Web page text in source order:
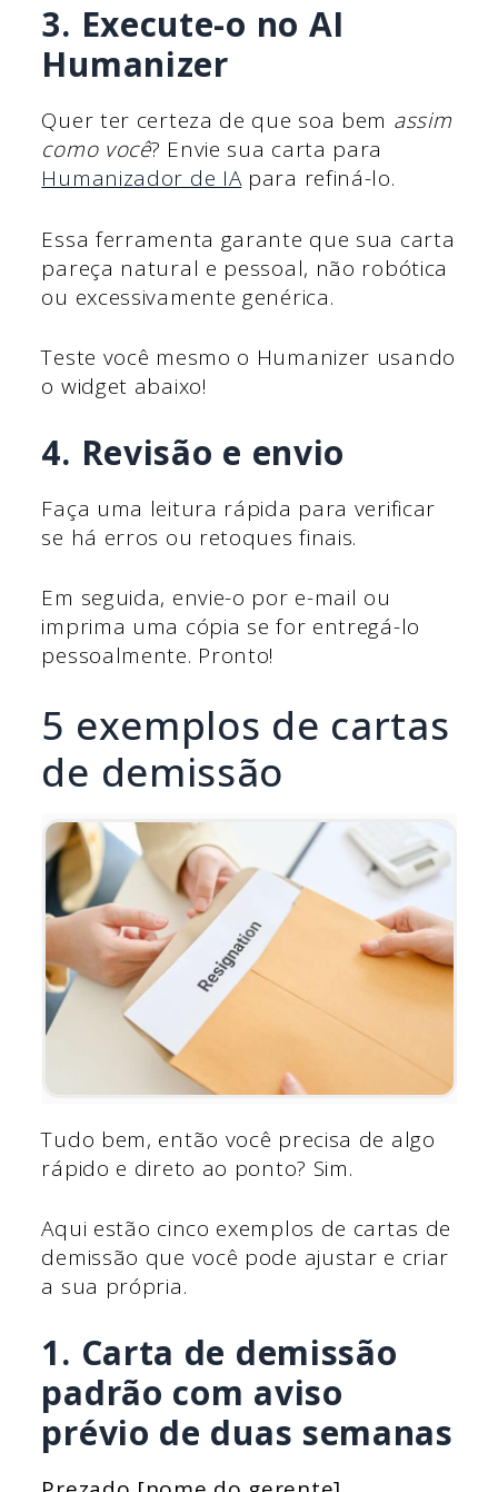
3. Execute-o no AI
Humanizer
Quer ter certeza de que soa bem assim
como você? Envie sua carta para
Humanizador de IApara refiná-lo.
Essa ferramenta garante que sua carta
pareça natural e pessoal, não robótica
ou excessivamente genérica.
Teste você mesmo o Humanizer usando
o widget abaixo!
4. Revisão e envio
Faça uma leitura rápida para verificar
se há erros ou retoques finais.
Em seguida, envie-o por e-mail ou
imprima uma cópia se for entregá-lo
pessoalmente. Pronto!
5 exemplos de cartas
de demissão
Tudo bem, então você precisa de algo
rápido e direto ao ponto? Sim.
Aqui estão cinco exemplos de cartas de
demissão que você pode ajustar e criar
a sua própria.
1. Carta de demissão
padrão com aviso
prévio de duas semanas